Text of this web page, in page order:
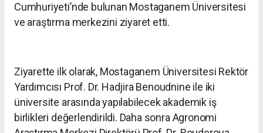
Cumhuriyeti’nde bulunan Mostaganem Üniversitesi
ve araştırma merkezini ziyaret etti.
Ziyarette ilk olarak, Mostaganem Üniversitesi Rektör
Yardımcısı Prof. Dr. Hadjira Benoudnine ile iki
üniversite arasında yapılabilecek akademik iş
birlikleri değerlendirildi. Daha sonra Agronomi